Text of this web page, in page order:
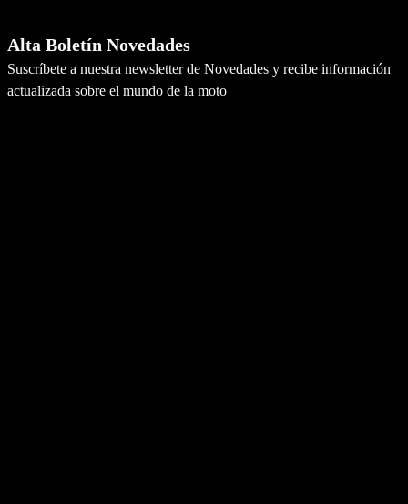
Alta Boletín Novedades
Suscríbete a nuestra newsletter de Novedades y recibe información
actualizada sobre el mundo de la moto